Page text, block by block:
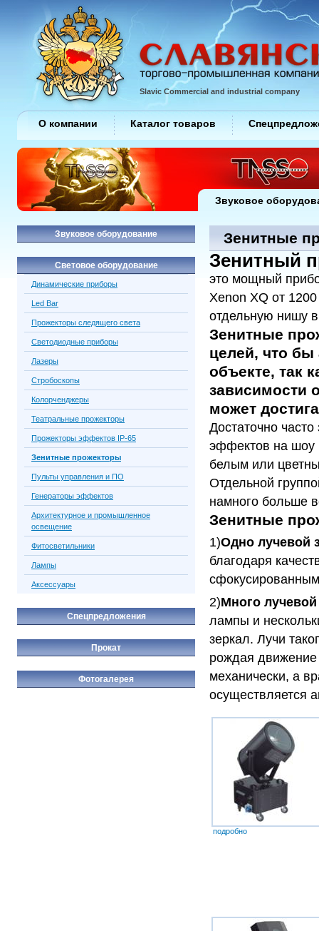
Зенитные
Зенитный
это мощный
Xenon XQ от
отдельную нишу в
Зенитные
целей, что бы
объекте, так
зависимости
может
Достаточно
эффектов на шоу
белым или
Отдельной
намного больше
Зенитные
1)Одно лучевой
благодаря
2)Много
лампы и
зеркал. Лучи
рождая движение
механически, а
осуществляется
подробно
Звуковое оборудование
Световое оборудование
Динамические приборы
Led Bar
Прожекторы следящего света
Светодиодные приборы
Лазеры
Стробоскопы
Колорченджеры
Театральные прожекторы
Прожекторы эффектов IP-65
Зенитные прожекторы
Пульты управления и ПО
Генераторы эффектов
Архитектурное и промышленное
освещение
Фитосветильники
Лампы
Аксессуары
Спецпредложения
Прокат
Фотогалерея
Slavic Commercial and industrial company
О компании Каталог товаров
Звуковое